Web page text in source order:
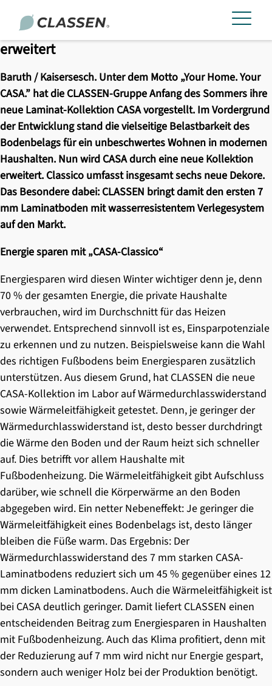
Die neue CASA-Kollektion von CLASSEN wird
erweitert
Baruth / Kaisersesch. Unter dem Motto „Your Home. Your
CASA.” hat die CLASSEN-Gruppe Anfang des Sommers ihre
neue Laminat-Kollektion CASA vorgestellt. Im Vordergrund
der Entwicklung stand die vielseitige Belastbarkeit des
Bodenbelags für ein unbeschwertes Wohnen in modernen
Haushalten. Nun wird CASA durch eine neue Kollektion
erweitert. Classico umfasst insgesamt sechs neue Dekore.
Das Besondere dabei: CLASSEN bringt damit den ersten 7
mm Laminatboden mit wasserresistentem Verlegesystem
auf den Markt.
Energie sparen mit „CASA-Classico“
Energiesparen wird diesen Winter wichtiger denn je, denn
70 % der gesamten Energie, die private Haushalte
verbrauchen, wird im Durchschnitt für das Heizen
verwendet. Entsprechend sinnvoll ist es, Einsparpotenziale
zu erkennen und zu nutzen. Beispielsweise kann die Wahl
des richtigen Fußbodens beim Energiesparen zusätzlich
unterstützen. Aus diesem Grund, hat CLASSEN die neue
CASA-Kollektion im Labor auf Wärmedurchlasswiderstand
sowie Wärmeleitfähigkeit getestet. Denn, je geringer der
Wärmedurchlasswiderstand ist, desto besser durchdringt
die Wärme den Boden und der Raum heizt sich schneller
auf. Dies betrifft vor allem Haushalte mit
Fußbodenheizung. Die Wärmeleitfähigkeit gibt Aufschluss
darüber, wie schnell die Körperwärme an den Boden
abgegeben wird. Ein netter Nebeneffekt: Je geringer die
Wärmeleitfähigkeit eines Bodenbelags ist, desto länger
bleiben die Füße warm. Das Ergebnis: Der
Wärmedurchlasswiderstand des 7 mm starken CASA-
Laminatbodens reduziert sich um 45 % gegenüber eines 12
mm dicken Laminatbodens. Auch die Wärmeleitfähigkeit ist
bei CASA deutlich geringer. Damit liefert CLASSEN einen
entscheidenden Beitrag zum Energiesparen in Haushalten
mit Fußbodenheizung. Auch das Klima profitiert, denn mit
der Reduzierung auf 7 mm wird nicht nur Energie gespart,
sondern auch weniger Holz bei der Produktion benötigt.